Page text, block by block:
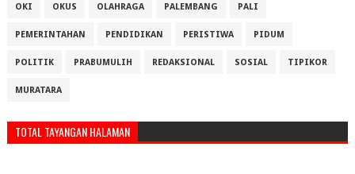
OKI OKUS OLAHRAGA PALEMBANG PALI
PEMERINTAHAN PENDIDIKAN PERISTIWA PIDUM
POLITIK PRABUMULIH REDAKSIONAL SOSIAL TIPIKOR
MURATARA
TOTAL TAYANGAN HALAMAN